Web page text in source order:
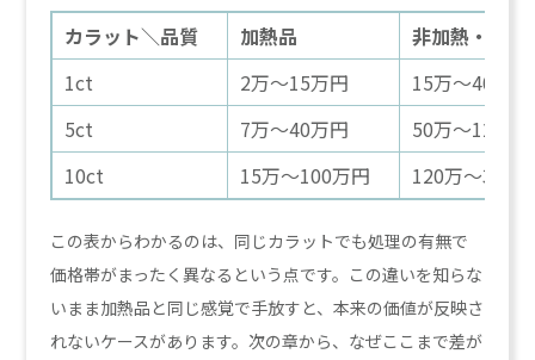
カラット＼品質 加熱品
非加熱・高品
1ct
2万〜15万円
15万〜40万円
5ct
7万〜40万円
50万〜120万
10ct
15万〜100万円 120万〜300
この表からわかるのは、同じカラットでも処理の有無で
価格帯がまったく異なるという点です。この違いを知らな
いまま加熱品と同じ感覚で手放すと、本来の価値が反映さ
れないケースがあります。次の章から、なぜここまで差が